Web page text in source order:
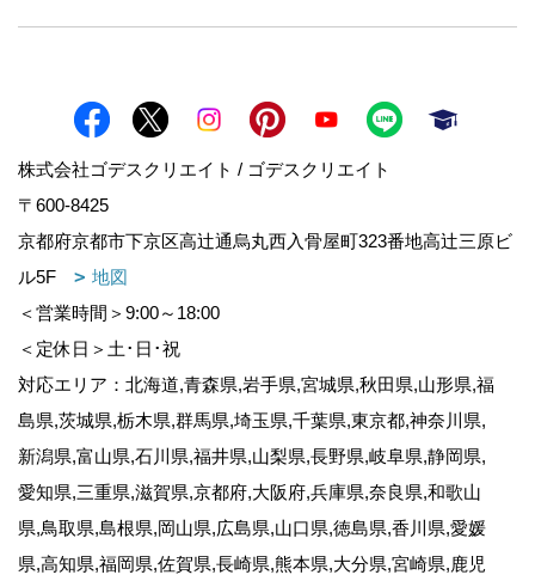
株式会社ゴデスクリエイト / ゴデスクリエイト
〒600-8425
京都府京都市下京区高辻通烏丸西入骨屋町323番地高辻三原ビ
ル5F
地図
＜営業時間＞9:00～18:00
＜定休日＞土･日･祝
対応エリア：北海道,青森県,岩手県,宮城県,秋田県,山形県,福
島県,茨城県,栃木県,群馬県,埼玉県,千葉県,東京都,神奈川県,
新潟県,富山県,石川県,福井県,山梨県,長野県,岐阜県,静岡県,
愛知県,三重県,滋賀県,京都府,大阪府,兵庫県,奈良県,和歌山
県,鳥取県,島根県,岡山県,広島県,山口県,徳島県,香川県,愛媛
県,高知県,福岡県,佐賀県,長崎県,熊本県,大分県,宮崎県,鹿児